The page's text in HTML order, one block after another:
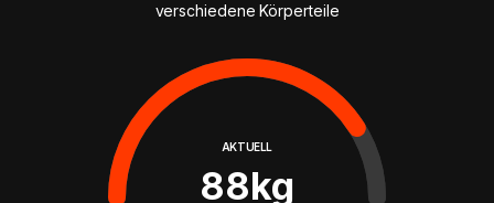
verschiedene Körperteile
AKTUELL
88kg